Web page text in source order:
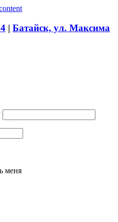
| Батайск, ул. Максима
меня